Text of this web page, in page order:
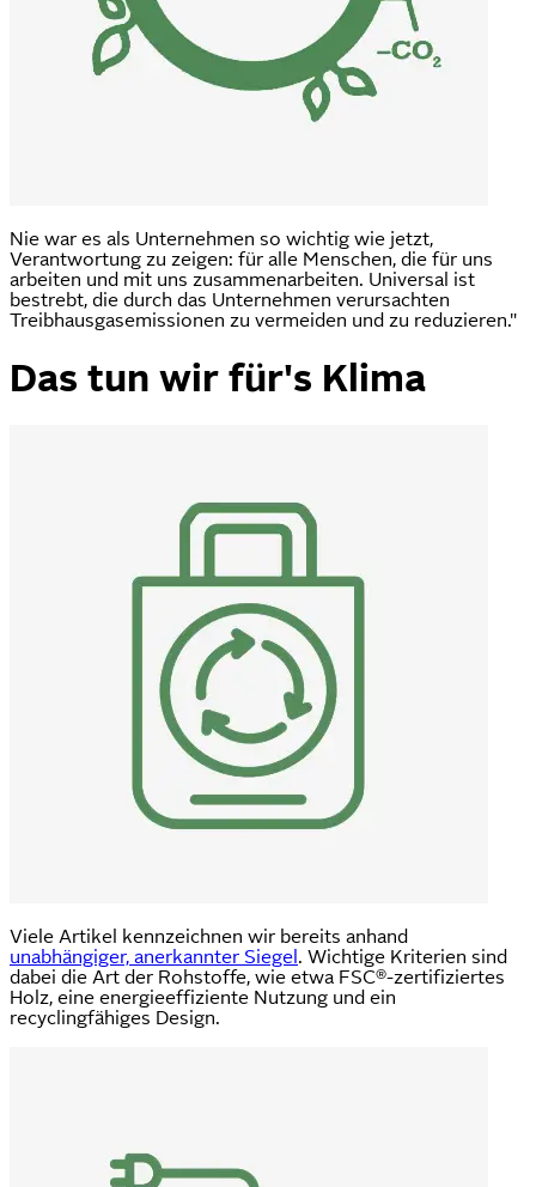
Nie war es als Unternehmen so wichtig wie jetzt,
Verantwortung zu zeigen: für alle Menschen, die für uns
arbeiten und mit uns zusammenarbeiten. Universal ist
bestrebt, die durch das Unternehmen verursachten
Treibhausgasemissionen zu vermeiden und zu reduzieren."
Das tun wir für's Klima
Viele Artikel kennzeichnen wir bereits anhand
unabhängiger, anerkannter Siegel . Wichtige Kriterien sind
dabei die Art der Rohstoffe, wie etwa FSC®-zertifiziertes
Holz, eine energieeffiziente Nutzung und ein
recyclingfähiges Design.